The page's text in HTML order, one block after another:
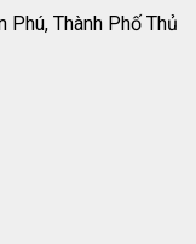
Thành Phố Thủ